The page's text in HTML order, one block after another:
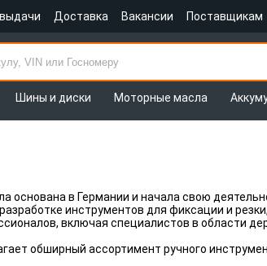
Доставка Вакансии Поставщикам
Шины и диски Моторные масла
основана в Германии и начала свою
инструментов для фиксации и
включая специалистов в области
обширный ассортимент ручного